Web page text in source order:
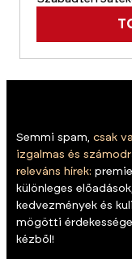
Semmi spam, csak
izgalmas és
releváns hírek:
különleges előadások,
kedvezmények és
mögötti
kézből!